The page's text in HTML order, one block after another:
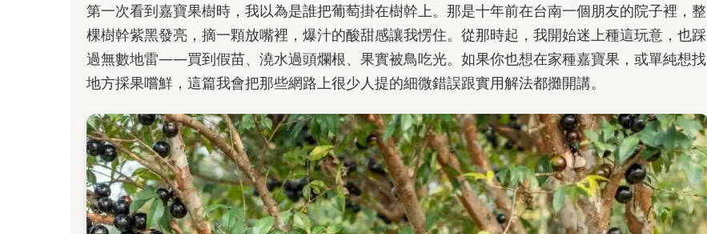
第一次看到嘉寶果樹時，我以為是誰把葡萄掛在樹幹上。那是十年前在台南一個朋友的院子裡，整
棵樹幹紫黑發亮，摘一顆放嘴裡，爆汁的酸甜感讓我愣住。從那時起，我開始迷上種這玩意，也踩
過無數地雷——買到假苗、澆水過頭爛根、果實被鳥吃光。如果你也想在家種嘉寶果，或單純想找
地方採果嚐鮮，這篇我會把那些網路上很少人提的細微錯誤跟實用解法都攤開講。